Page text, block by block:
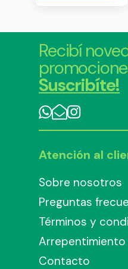
Recibí
Suscribíte!
Atención al
Sobre nosotros
Preguntas
Términos y
Contacto